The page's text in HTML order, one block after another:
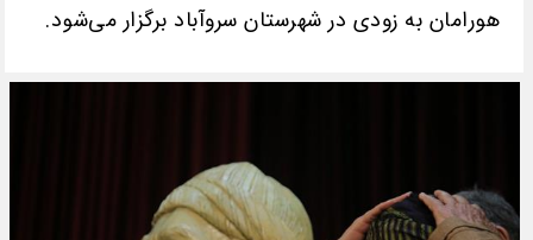
هورامان‌ به زودی در شهرستان سروآباد برگزار می‌شود.